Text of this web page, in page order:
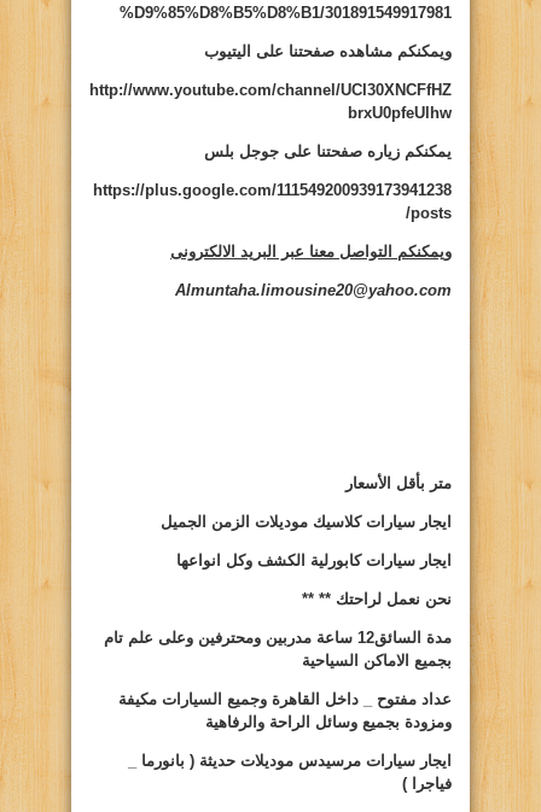
%D9%85%D8%B5%D8%B1/301891549917981
ويمكنكم مشاهده صفحتنا على اليتيوب
http://www.youtube.com/channel/UCI30XNCFfHZ
brxU0pfeUlhw
يمكنكم زياره صفحتنا على جوجل بلس
https://plus.google.com/111549200939173941238
/posts
ويمكنكم التواصل معنا عبر البريد الالكترونى
Almuntaha.limousine20@yahoo.com
متر بأقل الأسعار
ايجار سياراتكلاسيك موديلات الزمن الجميل
ايجار سياراتكابورلية الكشف وكل انواعها
نحن نعمل لراحتك ** **
مدة السائق12 ساعة مدربين ومحترفين وعلى علم تام
بجميع الاماكن السياحية
عداد مفتوح _ داخل القاهرة وجميع السيارات مكيفة
ومزودة بجميع وسائل الراحة والرفاهية
ايجار سيارات مرسيدس موديلات حديثة ( بانورما _
فياجرا )